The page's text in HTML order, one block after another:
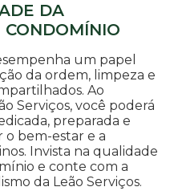
DA
um papel
da ordem, limpeza e
Ao
Serviços, você poderá
preparada e
bem-estar e a
Invista na qualidade
e conte com a
da Leão Serviços.